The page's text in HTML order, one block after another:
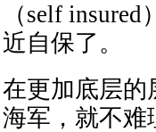
（self
近自保了。
在更加底层的
海军，就不难